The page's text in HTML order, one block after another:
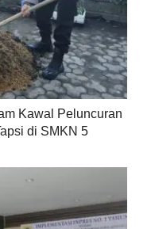
Kawal Peluncuran
di SMKN 5